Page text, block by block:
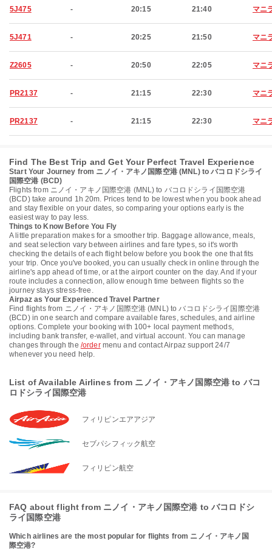
5J475 - 20:15 21:40 マニ
5J471 - 20:25 21:50 マニ
Z2605 - 20:50 22:05 マニ
PR2137 - 21:15 22:30 マニ
PR2137 - 21:15 22:30 マニ
Find The Best Trip and Get Your Perfect Travel Experience
Start Your Journey from ニノイ・アキノ国際空港 (MNL) to バコロドシライ
国際空港 (BCD)
Flights from ニノイ・アキノ国際空港 (MNL) to バコロドシライ国際空港
(BCD) take around 1h 20m. Prices tend to be lowest when you book ahead
and stay flexible on your dates, so comparing your options early is the
easiest way to pay less.
Things to Know Before You Fly
A little preparation makes for a smoother trip. Baggage allowance, meals,
and seat selection vary between airlines and fare types, so it's worth
checking the details of each flight below before you book the one that fits
your trip. Once you've booked, you can usually check in online through the
airline's app ahead of time, or at the airport counter on the day. And if your
route includes a connection, allow enough time between flights so the
journey stays stress-free.
Airpaz as Your Experienced Travel Partner
Find flights from ニノイ・アキノ国際空港 (MNL) to バコロドシライ国際空港
(BCD) in one search and compare available fares, schedules, and airline
options. Complete your booking with 100+ local payment methods,
including bank transfer, e-wallet, and virtual account. You can manage
changes through the /ordermenu and contact Airpaz support 24/7
whenever you need help.
List of Available Airlines from ニノイ・アキノ国際空港 to バコ
ロドシライ国際空港
フィリピンエアアジア
セブパシフィック航空
フィリピン航空
FAQ about flight from ニノイ・アキノ国際空港 to バコロドシ
ライ国際空港
Which airlines are the most popular for flights from ニノイ・アキノ国
際空港?